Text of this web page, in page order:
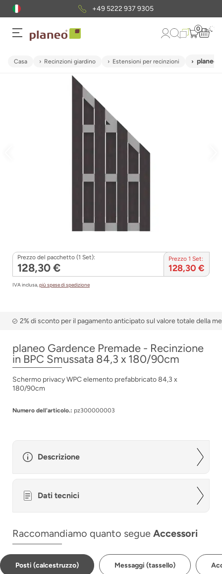
+49 5222 937 9305
0
Casa Recinzioni giardino Estensioni per recinzioni planeo
Prezzo del pacchetto (1 Set):
128,30 €
Prezzo 1 Set:
128,30 €
IVA inclusa,più spese di spedizione
2% di sconto per il pagamento anticipato sul valore totale della
planeo Gardence Premade - Recinzione
in BPC Smussata 84,3 x 180/90cm
Schermo privacy WPC elemento prefabbricato 84,3 x
180/90cm
Numero dell'articolo.: pz300000003
Descrizione
Dati tecnici
Raccomandiamo quanto segue Accessori
Posti (calcestruzzo) Messaggi (tassello)